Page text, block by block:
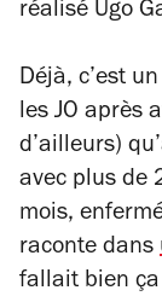
réalisé Ugo
Déjà, c’est
les JO après
d’ailleurs)
avec plus de
mois,
raconte dans
fallait bien ça